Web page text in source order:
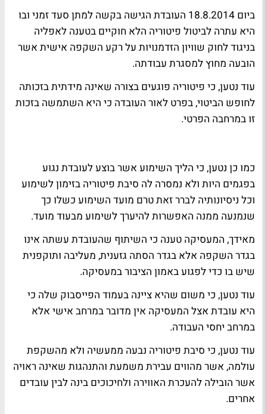
ביום 18.8.2014 העובדת הגישה בקשה למתן סעד זמני ובו
היא עתרה לביטול פיטוריה הלא חוקיים בטענה לאפליה
בניגוד לחוק שוויון הזדמנויות על רקע השקפה אישית אשר
הובעה מחוץ למסגרת עבודתה.
עוד נטען, כי פיטוריה פוגעים בצורה שאינה מידתית בזכותה
לחופש הביטוי, בפרט לאור העובדה כי היא השתמשה בזכות
זו במרחבה הפרטי.
כמו כן נטען, כי הליך השימוע אשר בוצע לעובדת נגוע
בפגמים היות ולא נמסרה לה סיבת פיטוריה בזימון לשימוע
וכל ניסיונותיה לברר זאת טרם מועד השימוע כשלו כך
שנמנעה ממנה האפשרות להיערך לשימוע מבעוד מועד.
מאידך, המעסיקה טענה כי השיתוף שהעובדת עשתה אינו
בגדר השקפה אלא בגדר הסתה גזענית, מעליבה ותוקפנית
שיש בו כדי לפגוע באמון הציבור במעסיקה.
עוד נטען, כי משום שהיא ציינה בעמוד הפייסבוק שלה כי
היא עובדת אצל המעסיקה אין מדובר במרחב אישי אלא
במרחב יחסי העבודה.
עוד נטען, כי סיבת פיטוריה נבעה ממעשיה ולא מהשקפת
עולמה, אשר מהווים עבירת משמעת והתנהגות שאינה ראויה
אשר הובילה להעכרת האווירה ולחיכוכים בינה לבין עובדים
אחרים.